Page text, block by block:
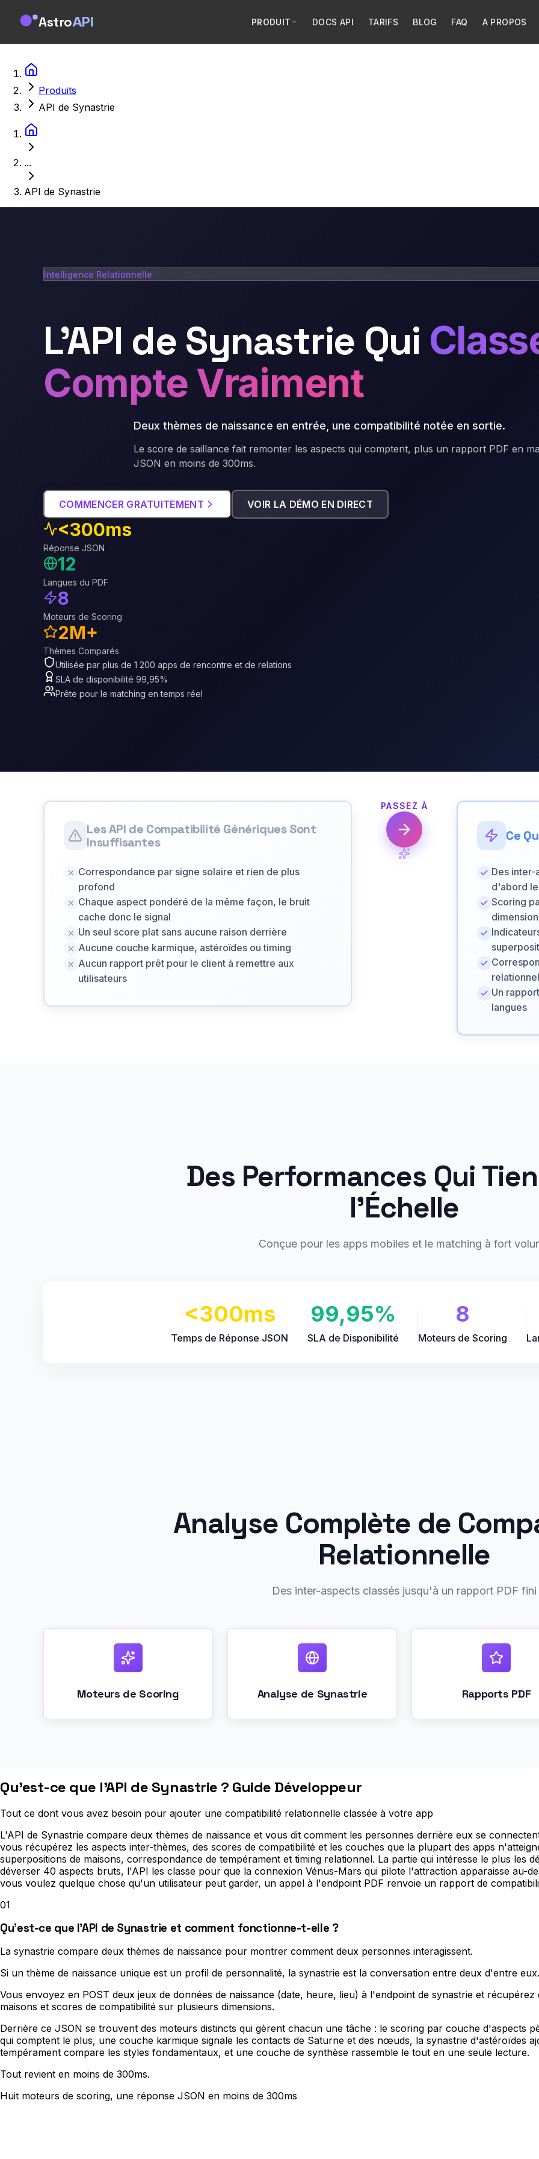
AstroAPI PRODUIT DOCS API TARIFS BLOG FAQ A PROPOS
Produits
API de Synastrie
...
API de Synastrie
Intelligence Relationnelle
L'API de Synastrie Qui
Compte Vraiment
Deux thèmes de naissance en entrée, une compatibilité notée en sortie.
Le score de saillance fait remonter les aspects qui comptent, plus un rapport PDF en
JSON en moins de 300ms.
COMMENCER GRATUITEMENT VOIR LA DÉMO EN DIRECT
<300ms
Réponse JSON
12
Langues du PDF
8
Moteurs de Scoring
2M+
Thèmes Comparés
Utilisée par plus de 1 200 apps de rencontre et de relations
SLA de disponibilité 99,95%
Prête pour le matching en temps réel
Les API de Compatibilité Génériques Sont
Insuffisantes
Correspondance par signe solaire et rien de plus
profond
Chaque aspect pondéré de la même façon, le bruit
cache donc le signal
Un seul score plat sans aucune raison derrière
Aucune couche karmique, astéroïdes ou timing
Aucun rapport prêt pour le client à remettre aux
utilisateurs
PASSEZ À
Ce
Des inter-
d'abord
Scoring
relationnel
Un
langues
Des Performances Qui
l'Échelle
Conçue pour les apps mobiles et le matching à fort
<300ms
Temps de Réponse JSON
99,95%
SLA de Disponibilité
8
Moteurs de Scoring
Analyse Complète de
Relationnelle
Des inter-aspects classés jusqu'à un rapport PDF fini
Moteurs de Scoring Analyse de Synastrie Rapports PDF
Qu'est-ce que l'API de Synastrie ? Guide Développeur
Tout ce dont vous avez besoin pour ajouter une compatibilité relationnelle classée à votre app
L'API de Synastrie compare deux thèmes de naissance et vous dit comment les personnes derrière eux se
vous récupérez les aspects inter-thèmes, des scores de compatibilité et les couches que la plupart des apps
superpositions de maisons, correspondance de tempérament et timing relationnel. La partie qui intéresse le plus les
déverser 40 aspects bruts, l'API les classe pour que la connexion Vénus-Mars qui pilote l'attraction apparaisse au-
vous voulez quelque chose qu'un utilisateur peut garder, un appel à l'endpoint PDF renvoie un rapport de
01
Qu'est-ce que l'API de Synastrie et comment fonctionne-t-elle ?
La synastrie compare deux thèmes de naissance pour montrer comment deux personnes interagissent.
Si un thème de naissance unique est un profil de personnalité, la synastrie est la conversation entre deux d'entre eux.
Vous envoyez en POST deux jeux de données de naissance (date, heure, lieu) à l'endpoint de synastrie et
maisons et scores de compatibilité sur plusieurs dimensions.
Derrière ce JSON se trouvent des moteurs distincts qui gèrent chacun une tâche : le scoring par couche d'aspects
qui comptent le plus, une couche karmique signale les contacts de Saturne et des nœuds, la synastrie d'astéroïdes
tempérament compare les styles fondamentaux, et une couche de synthèse rassemble le tout en une seule lecture.
Tout revient en moins de 300ms.
Huit moteurs de scoring, une réponse JSON en moins de 300ms